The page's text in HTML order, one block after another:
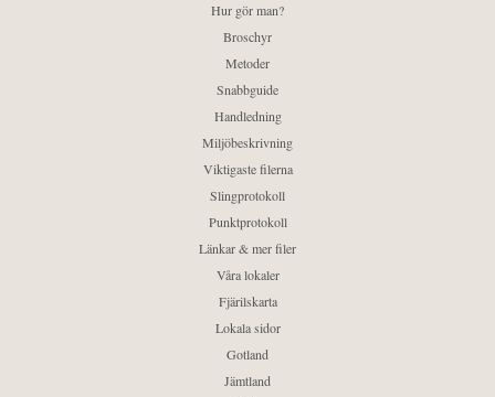
Hur gör man?
Broschyr
Metoder
Snabbguide
Handledning
Miljöbeskrivning
Viktigaste filerna
Slingprotokoll
Punktprotokoll
Länkar & mer filer
Våra lokaler
Fjärilskarta
Lokala sidor
Gotland
Jämtland